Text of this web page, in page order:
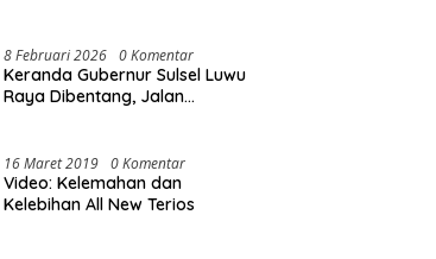
8 Februari 2026 0 Komentar
Keranda Gubernur Sulsel Luwu
Raya Dibentang, Jalan
16 Maret 2019 0 Komentar
Video: Kelemahan dan
Kelebihan All New Terios